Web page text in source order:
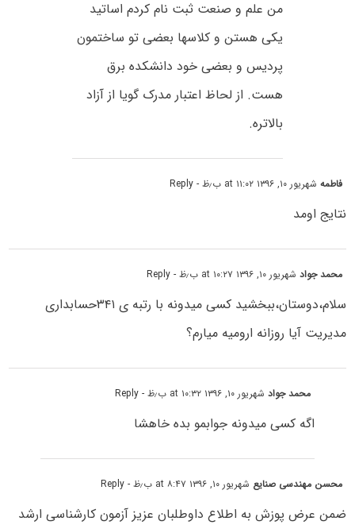
من علم و صنعت ثبت نام کردم اساتید
یکی هستن و کلاسها بعضی تو ساختمون
پردیس و بعضی خود دانشکده برق
هست. از لحاظ اعتبار مدرک گویا از آزاد
بالاتره.
فاطمهشهریور ۱۰, ۱۳۹۶ at ۱۱:۰۲ ب٫ظ - Reply
نتایج اومد
محمد جوادشهریور ۱۰, ۱۳۹۶ at ۱۰:۲۷ ب٫ظ - Reply
سلام،دوستان،ببخشید کسی میدونه با رتبه ی ۳۴۱حسابداری
مدیریت آیا روزانه ارومیه میارم؟
محمد جوادشهریور ۱۰, ۱۳۹۶ at ۱۰:۳۲ ب٫ظ - Reply
اگه کسی میدونه جوابمو بده خاهشا
محسن مهندسی صنایع شهریور ۱۰, ۱۳۹۶ at ۸:۴۷ ب٫ظ - Reply
ضمن عرض پوزش به اطلاع داوطلبان عزیز آزمون کارشناسی ارشد